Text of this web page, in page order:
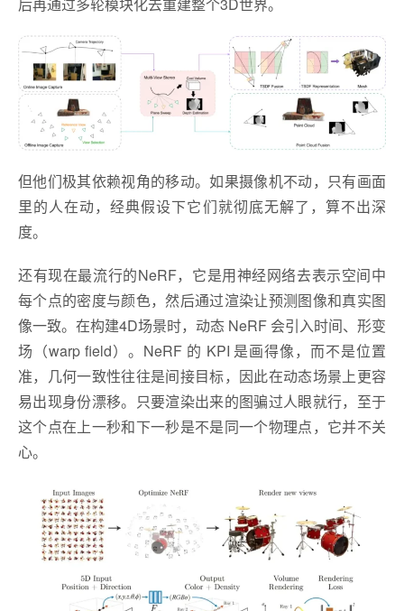
但他们极其依赖视角的移动。如果摄像机不动，只有画面
里的人在动，经典假设下它们就彻底无解了，算不出深
度。
还有现在最流行的NeRF，它是用神经网络去表示空间中
每个点的密度与颜色，然后通过渲染让预测图像和真实图
像一致。在构建4D场景时，动态 NeRF 会引入时间、形变
场（warp field）。NeRF 的 KPI 是画得像，而不是位置
准，几何一致性往往是间接目标，因此在动态场景上更容
易出现身份漂移。只要渲染出来的图骗过人眼就行，至于
这个点在上一秒和下一秒是不是同一个物理点，它并不关
心。